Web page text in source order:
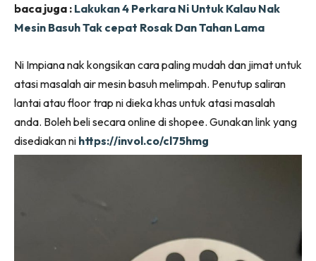
Ilham Impiana 360
Ilham Impiana Inspirasi Selebriti
Impiana TV
Casa Impiana
Impiana MakeOver
baca juga : Lakukan 4 Perkara Ni Untuk Kalau Nak
Mesin Basuh Tak cepat Rosak Dan Tahan Lama
Ni Impiana nak kongsikan cara paling mudah dan jimat untuk
atasi masalah air mesin basuh melimpah. Penutup saliran
lantai atau floor trap ni dieka khas untuk atasi masalah
anda. Boleh beli secara online di shopee. Gunakan link yang
disediakan ni https://invol.co/cl75hmg